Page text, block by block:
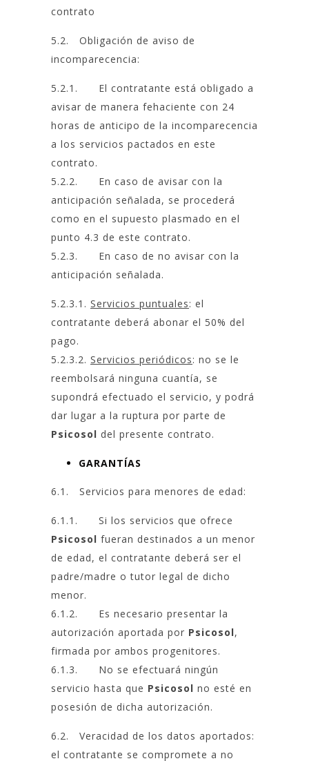
contrato
5.2. Obligación de aviso de
incomparecencia:
5.2.1. El contratante está obligado a
avisar de manera fehaciente con 24
horas de anticipo de la incomparecencia
a los servicios pactados en este
contrato.
5.2.2. En caso de avisar con la
anticipación señalada, se procederá
como en el supuesto plasmado en el
punto 4.3 de este contrato.
5.2.3. En caso de no avisar con la
anticipación señalada.
5.2.3.1. Servicios puntuales: el
contratante deberá abonar el 50% del
pago.
5.2.3.2. Servicios periódicos: no se le
reembolsará ninguna cuantía, se
supondrá efectuado el servicio, y podrá
dar lugar a la ruptura por parte de
Psicosol del presente contrato.
GARANTÍAS
6.1. Servicios para menores de edad:
6.1.1. Si los servicios que ofrece
Psicosol fueran destinados a un menor
de edad, el contratante deberá ser el
padre/madre o tutor legal de dicho
menor.
6.1.2. Es necesario presentar la
autorización aportada por Psicosol,
firmada por ambos progenitores.
6.1.3. No se efectuará ningún
servicio hasta que Psicosol no esté en
posesión de dicha autorización.
6.2. Veracidad de los datos aportados:
el contratante se compromete a no